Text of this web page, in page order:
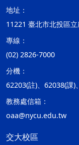
地址：
11221 臺北市北投區
專線：
(02) 2826-7000
分機：
62203(註)、62038(課)
教務處信箱：
oaa@nycu.edu.tw
交大校區